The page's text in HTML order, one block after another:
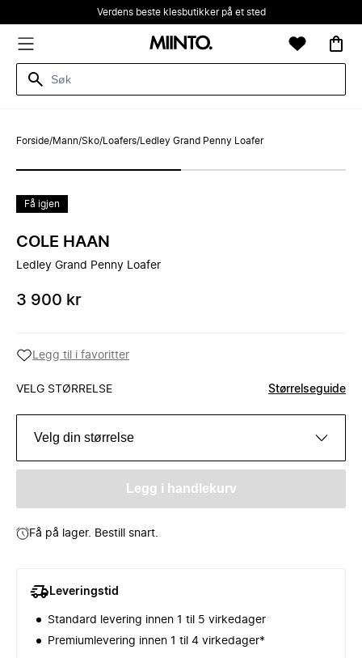
Verdens beste klesbutikker på et sted
Forside/Mann/Sko/ Loafers/ Ledley Grand Penny Loafer
Få igjen
COLE HAAN
Ledley Grand Penny Loafer
3 900 kr
Legg til i favoritter
VELG STØRRELSE Størrelseguide
Velg din størrelse
Legg i handlekurv
Få på lager. Bestill snart.
Leveringstid
Standard levering innen 1 til 5 virkedager
Premiumlevering innen 1 til 4 virkedager*